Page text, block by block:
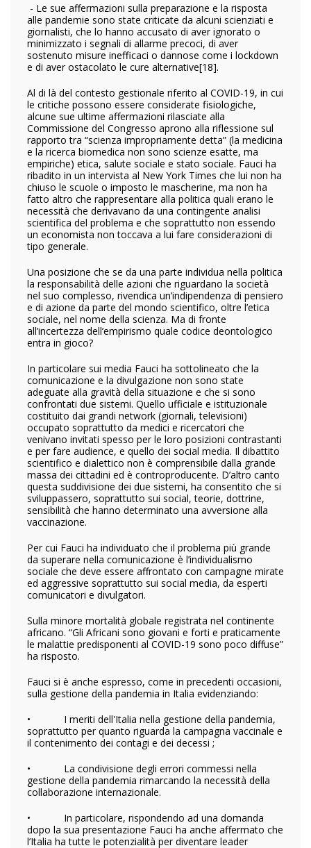
- Le sue affermazioni sulla preparazione e la risposta
alle pandemie sono state criticate da alcuni scienziati e
giornalisti, che lo hanno accusato di aver ignorato o
minimizzato i segnali di allarme precoci, di aver
sostenuto misure inefficaci o dannose come i lockdown
e di aver ostacolato le cure alternative[18].
Al di là del contesto gestionale riferito al COVID-19, in cui
le critiche possono essere considerate fisiologiche,
alcune sue ultime affermazioni rilasciate alla
Commissione del Congresso aprono alla riflessione sul
rapporto tra “scienza impropriamente detta” (la medicina
e la ricerca biomedica non sono scienze esatte, ma
empiriche) etica, salute sociale e stato sociale. Fauci ha
ribadito in un intervista al New York Times che lui non ha
chiuso le scuole o imposto le mascherine, ma non ha
fatto altro che rappresentare alla politica quali erano le
necessità che derivavano da una contingente analisi
scientifica del problema e che soprattutto non essendo
un economista non toccava a lui fare considerazioni di
tipo generale.
Una posizione che se da una parte individua nella politica
la responsabilità delle azioni che riguardano la società
nel suo complesso, rivendica un’indipendenza di pensiero
e di azione da parte del mondo scientifico, oltre l’etica
sociale, nel nome della scienza. Ma di fronte
all’incertezza dell’empirismo quale codice deontologico
entra in gioco?
In particolare sui media Fauci ha sottolineato che la
comunicazione e la divulgazione non sono state
adeguate alla gravità della situazione e che si sono
confrontati due sistemi. Quello ufficiale e istituzionale
costituito dai grandi network (giornali, televisioni)
occupato soprattutto da medici e ricercatori che
venivano invitati spesso per le loro posizioni contrastanti
e per fare audience, e quello dei social media. Il dibattito
scientifico e dialettico non è comprensibile dalla grande
massa dei cittadini ed è controproducente. D’altro canto
questa suddivisione dei due sistemi, ha consentito che si
sviluppassero, soprattutto sui social, teorie, dottrine,
sensibilità che hanno determinato una avversione alla
vaccinazione.
Per cui Fauci ha individuato che il problema più grande
da superare nella comunicazione è l’individualismo
sociale che deve essere affrontato con campagne mirate
ed aggressive soprattutto sui social media, da esperti
comunicatori e divulgatori.
Sulla minore mortalità globale registrata nel continente
africano. “Gli Africani sono giovani e forti e praticamente
le malattie predisponenti al COVID-19 sono poco diffuse”
ha risposto.
Fauci si è anche espresso, come in precedenti occasioni,
sulla gestione della pandemia in Italia evidenziando:
• I meriti dell'Italia nella gestione della pandemia,
soprattutto per quanto riguarda la campagna vaccinale e
il contenimento dei contagi e dei decessi ;
• La condivisione degli errori commessi nella
gestione della pandemia rimarcando la necessità della
collaborazione internazionale.
• In particolare, rispondendo ad una domanda
dopo la sua presentazione Fauci ha anche affermato che
l’Italia ha tutte le potenzialità per diventare leader